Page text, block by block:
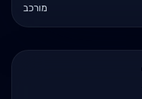
מורכב